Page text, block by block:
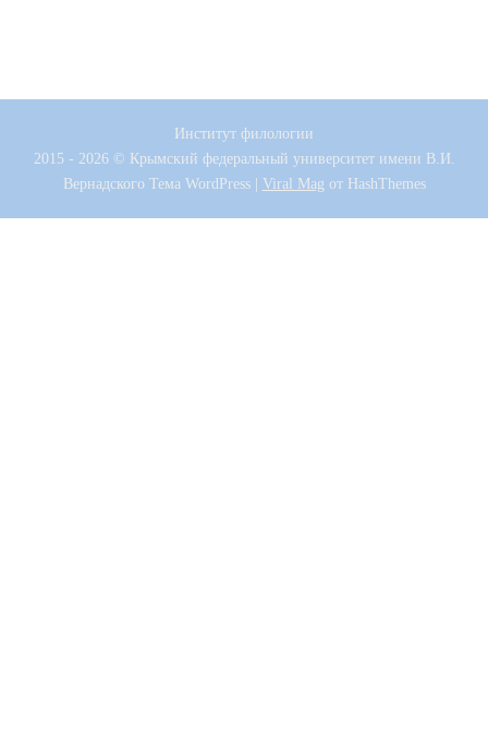
Институт филологии
2015 - 2026 © Крымский федеральный университет имени В.И.
ВернадскогоТема WordPress | Viral Mag от HashThemes